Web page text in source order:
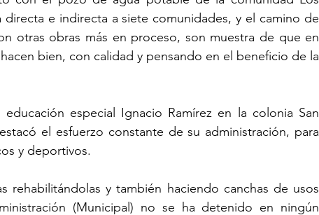
e indirecta a siete comunidades, y el camino de
otras obras más en proceso, son muestra de que en
bien, con calidad y pensando en el beneficio de la
especial Ignacio Ramírez en la colonia San
el esfuerzo constante de su administración, para
y deportivos.
rehabilitándolas y también haciendo canchas de usos
(Municipal) no se ha detenido en ningún